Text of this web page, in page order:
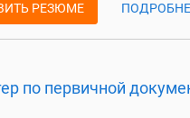
РЕЗЮМЕ
по первичной